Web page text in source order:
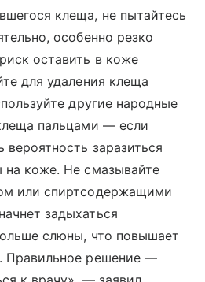
клеща, не пытайтесь
особенно резко
оставить в коже
для удаления клеща
другие народные
пальцами — если
заразиться
коже. Не смазывайте
или спиртсодержащими
задыхаться
слюны, что повышает
Правильное решение —